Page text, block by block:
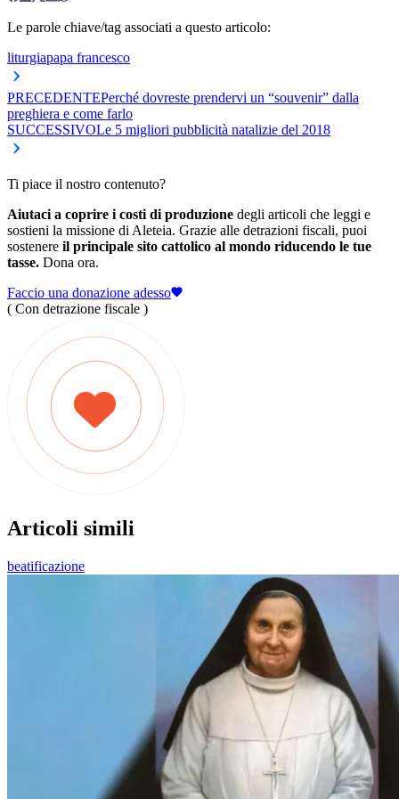
Le parole chiave/tag associati a questo articolo:
liturgiapapa francesco
PRECEDENTEPerché dovreste prendervi un “souvenir” dalla
preghiera e come farlo
SUCCESSIVOLe 5 migliori pubblicità natalizie del 2018
Ti piace il nostro contenuto?
Aiutaci a coprire i costi di produzione degli articoli che leggi e
sostieni la missione di Aleteia. Grazie alle detrazioni fiscali, puoi
sostenere il principale sito cattolico al mondo riducendo le tue
tasse. Dona ora.
Faccio una donazione adesso
( Con detrazione fiscale )
Articoli simili
beatificazione